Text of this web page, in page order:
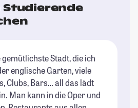
Studierende
Stadt, die ich
englische Garten, viele
Clubs, Bars… all das lädt
Man kann in die Oper und